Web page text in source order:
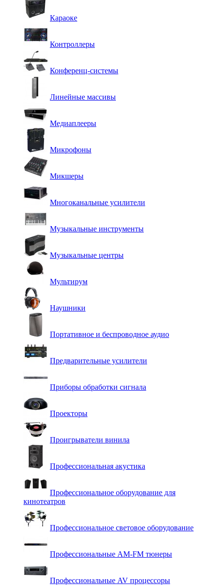
Караоке
Контроллеры
Конференц-системы
Линейные массивы
Медиаплееры
Микрофоны
Микшеры
Многоканальные усилители
Музыкальные инструменты
Музыкальные центры
Мультирум
Наушники
Портативное и беспроводное аудио
Предварительные усилители
Приборы обработки сигнала
Проекторы
Проигрыватели винила
Профессиональная акустика
Профессиональное оборудование для
кинотеатров
Профессиональное световое оборудование
Профессиональные AM-FM тюнеры
Профессиональные AV процессоры